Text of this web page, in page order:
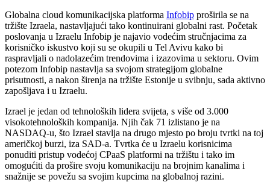
Globalna cloud komunikacijska platforma Infobip proširila se na
tržište Izraela, nastavljajući tako kontinuirani globalni rast. Početak
poslovanja u Izraelu Infobip je najavio vodećim stručnjacima za
korisničko iskustvo koji su se okupili u Tel Avivu kako bi
raspravljali o nadolazećim trendovima i izazovima u sektoru. Ovim
potezom Infobip nastavlja sa svojom strategijom globalne
prisutnosti, a nakon širenja na tržište Estonije u svibnju, sada aktivno
zapošljava i u Izraelu.
Izrael je jedan od tehnoloških lidera svijeta, s više od 3.000
visokotehnoloških kompanija. Njih čak 71 izlistano je na
NASDAQ-u, što Izrael stavlja na drugo mjesto po broju tvrtki na toj
američkoj burzi, iza SAD-a. Tvrtka će u Izraelu korisnicima
ponuditi pristup vodećoj CPaaS platformi na tržištu i tako im
omogućiti da prošire svoju komunikaciju na brojnim kanalima i
snažnije se povežu sa svojim kupcima na globalnoj razini.